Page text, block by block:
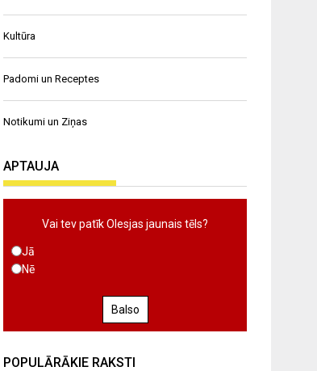
Kultūra
Padomi un Receptes
Notikumi un Ziņas
APTAUJA
Vai tev patīk Olesjas jaunais tēls?
Jā
Nē
Balso
POPULĀRĀKIE RAKSTI